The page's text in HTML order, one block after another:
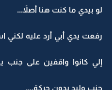
لو بيدي ما كنت هنا أصلاً...
رفعت يدي أبي أرد عليه لكني
إلي كانوا واقفين على جنب
جنب وليد بدون حركة....